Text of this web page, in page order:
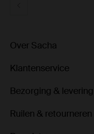
Over Sacha
Klantenservice
Bezorging & levering
Ruilen & retourneren